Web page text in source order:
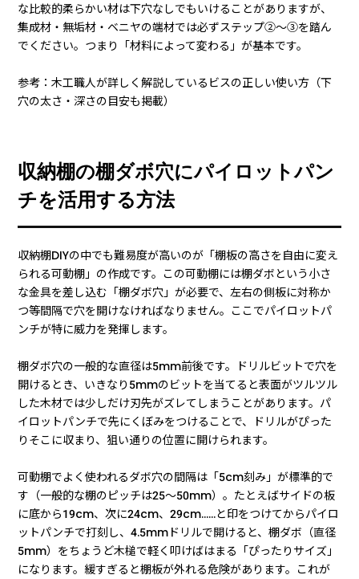
な比較的柔らかい材は下穴なしでもいけることがありますが、
集成材・無垢材・ベニヤの端材では必ずステップ②〜③を踏ん
でください。つまり「材料によって変わる」が基本です。
参考：木工職人が詳しく解説しているビスの正しい使い方（下
穴の太さ・深さの目安も掲載）
収納棚の棚ダボ穴にパイロットパン
チを活用する方法
収納棚DIYの中でも難易度が高いのが「棚板の高さを自由に変え
られる可動棚」の作成です。この可動棚には棚ダボという小さ
な金具を差し込む「棚ダボ穴」が必要で、左右の側板に対称か
つ等間隔で穴を開けなければなりません。ここでパイロットパ
ンチが特に威力を発揮します。
棚ダボ穴の一般的な直径は5mm前後です。ドリルビットで穴を
開けるとき、いきなり5mmのビットを当てると表面がツルツル
した木材では少しだけ刃先がズレてしまうことがあります。パ
イロットパンチで先にくぼみをつけることで、ドリルがぴった
りそこに収まり、狙い通りの位置に開けられます。
可動棚でよく使われるダボ穴の間隔は「5cm刻み」が標準的で
す（一般的な棚のピッチは25〜50mm）。たとえばサイドの板
に底から19cm、次に24cm、29cm……と印をつけてからパイロ
ットパンチで打刻し、4.5mmドリルで開けると、棚ダボ（直径
5mm）をちょうど木槌で軽く叩けばはまる「ぴったりサイズ」
になります。緩すぎると棚板が外れる危険があります。これが